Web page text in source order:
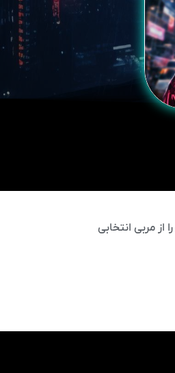
از مربی انتخابی